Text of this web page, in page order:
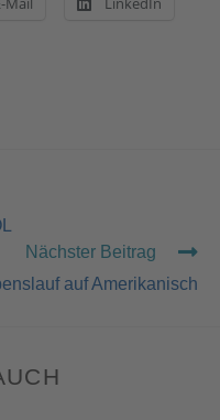
Nächster Beitrag
auf Amerikanisch